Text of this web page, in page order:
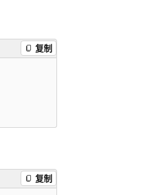
复制
复制